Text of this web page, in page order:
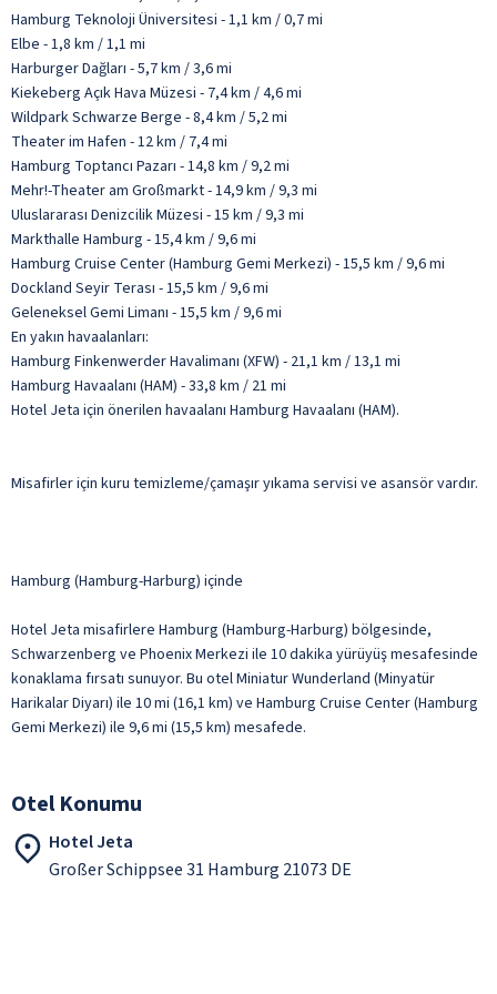
Hamburg Teknoloji Üniversitesi - 1,1 km / 0,7 mi
Elbe - 1,8 km / 1,1 mi
Harburger Dağları - 5,7 km / 3,6 mi
Kiekeberg Açık Hava Müzesi - 7,4 km / 4,6 mi
Wildpark Schwarze Berge - 8,4 km / 5,2 mi
Theater im Hafen - 12 km / 7,4 mi
Hamburg Toptancı Pazarı - 14,8 km / 9,2 mi
Mehr!-Theater am Großmarkt - 14,9 km / 9,3 mi
Uluslararası Denizcilik Müzesi - 15 km / 9,3 mi
Markthalle Hamburg - 15,4 km / 9,6 mi
Hamburg Cruise Center (Hamburg Gemi Merkezi) - 15,5 km / 9,6 mi
Dockland Seyir Terası - 15,5 km / 9,6 mi
Geleneksel Gemi Limanı - 15,5 km / 9,6 mi
En yakın havaalanları:
Hamburg Finkenwerder Havalimanı (XFW) - 21,1 km / 13,1 mi
Hamburg Havaalanı (HAM) - 33,8 km / 21 mi
Hotel Jeta için önerilen havaalanı Hamburg Havaalanı (HAM).
Misafirler için kuru temizleme/çamaşır yıkama servisi ve asansör vardır.
Hamburg (Hamburg-Harburg) içinde
Hotel Jeta misafirlere Hamburg (Hamburg-Harburg) bölgesinde,
Schwarzenberg ve Phoenix Merkezi ile 10 dakika yürüyüş mesafesinde
konaklama fırsatı sunuyor. Bu otel Miniatur Wunderland (Minyatür
Harikalar Diyarı) ile 10 mi (16,1 km) ve Hamburg Cruise Center (Hamburg
Gemi Merkezi) ile 9,6 mi (15,5 km) mesafede.
Otel Konumu
Hotel Jeta
Großer Schippsee 31 Hamburg 21073 DE